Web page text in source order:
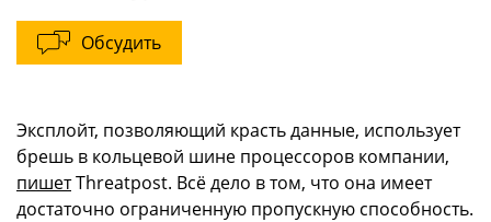
Обсудить
Эксплойт, позволяющий красть данные, использует
брешь в кольцевой шине процессоров компании,
пишетТhreatpost. Всё дело в том, что она имеет
достаточно ограниченную пропускную способность.